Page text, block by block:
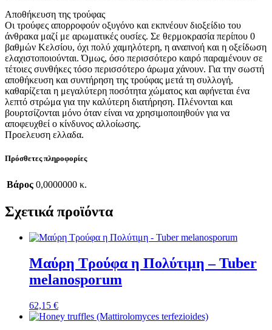
Αποθήκευση της τρούφας
Οι τρούφες απορροφούν οξυγόνο και εκπνέουν διοξείδιο του
άνθρακα μαζί με αρωματικές ουσίες. Σε θερμοκρασία περίπου 0
βαθμών Κελσίου, όχι πολύ χαμηλότερη, η αναπνοή και η οξείδωση
ελαχιστοποιούνται. Όμως, όσο περισσότερο καιρό παραμένουν σε
τέτοιες συνθήκες τόσο περισσότερο άρωμα χάνουν. Για την σωστή
αποθήκευση και συντήρηση της τρούφας μετά τη συλλογή,
καθαρίζεται η μεγαλύτερη ποσότητα χώματος και αφήνεται ένα
λεπτό στρώμα για την καλύτερη διατήρηση. Πλένονται και
βουρτσίζονται μόνο όταν είναι να χρησιμοποιηθούν για να
αποφευχθεί ο κίνδυνος αλλοίωσης.
Προελευση ελλαδα.
Πρόσθετες πληροφορίες
Βάρος 0,0000000 κ.
Σχετικά προϊόντα
Μαύρη Τρούφα η Πολύτιμη – Tuber
melanosporum
62,15 €